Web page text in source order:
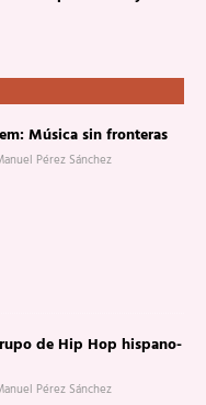
Música sin fronteras
Pérez Sánchez
de Hip Hop hispano-
Pérez Sánchez